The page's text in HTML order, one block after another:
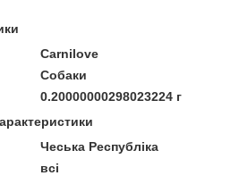
Carnilove
Собаки
0.20000000298023224 г
Чеська Республіка
всі